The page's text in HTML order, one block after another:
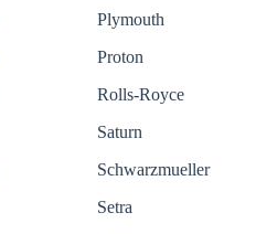
Plymouth
Proton
Rolls-Royce
Saturn
Schwarzmueller
Setra